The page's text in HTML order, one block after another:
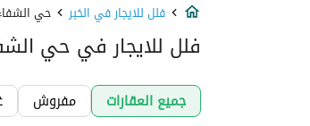
فلل للايجار في الخبر حي
فلل للايجار في حي
جميع العقارات مفروش